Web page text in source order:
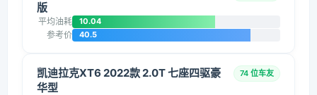
版
平均油耗 10.04
参考价 40.5
凯迪拉克XT6 2022款 2.0T 七座四驱豪
华型
74 位车友